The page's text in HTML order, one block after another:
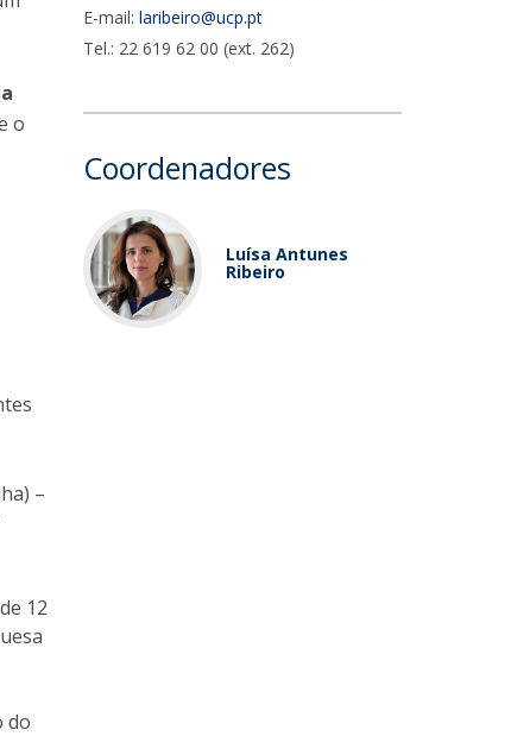
e Emergência
o
–
12
do
E-mail:laribeiro@ucp.pt
Tel.: 22 619 62 00 (ext. 262)
Coordenadores
Luísa Antunes
Ribeiro